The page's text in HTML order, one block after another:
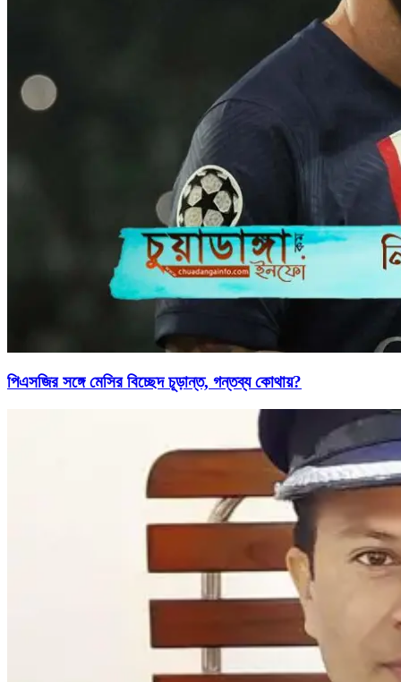
পিএসজির সঙ্গে মেসির বিচ্ছেদ চূড়ান্ত, গন্তব্য কোথায়?